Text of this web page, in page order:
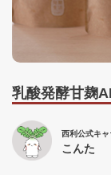
乳酸発酵甘麹
西利公式キ
こんた